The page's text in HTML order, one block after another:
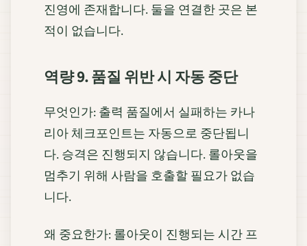
진영에 존재합니다. 둘을 연결한 곳은 본
적이 없습니다.
역량 9. 품질 위반 시 자동 중단
무엇인가: 출력 품질에서 실패하는 카나
리아 체크포인트는 자동으로 중단됩니
다. 승격은 진행되지 않습니다. 롤아웃을
멈추기 위해 사람을 호출할 필요가 없습
니다.
왜 중요한가: 롤아웃이 진행되는 시간 프